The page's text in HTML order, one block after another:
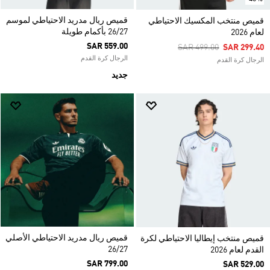
قميص منتخب المكسيك الاحتياطي
لعام 2026
Price Reduced From
SAR 499.00ToSAR 299.40
الرجال كرة القدم
قميص ريال مدريد الاحتياطي لموسم
26/27 بأكمام طويلة
SAR 559.00
الرجال كرة القدم
جديد
قميص منتخب إيطاليا الاحتياطي لكرة
القدم لعام 2026
SAR 529.00
قميص ريال مدريد الاحتياطي الأصلي
26/27
SAR 799.00